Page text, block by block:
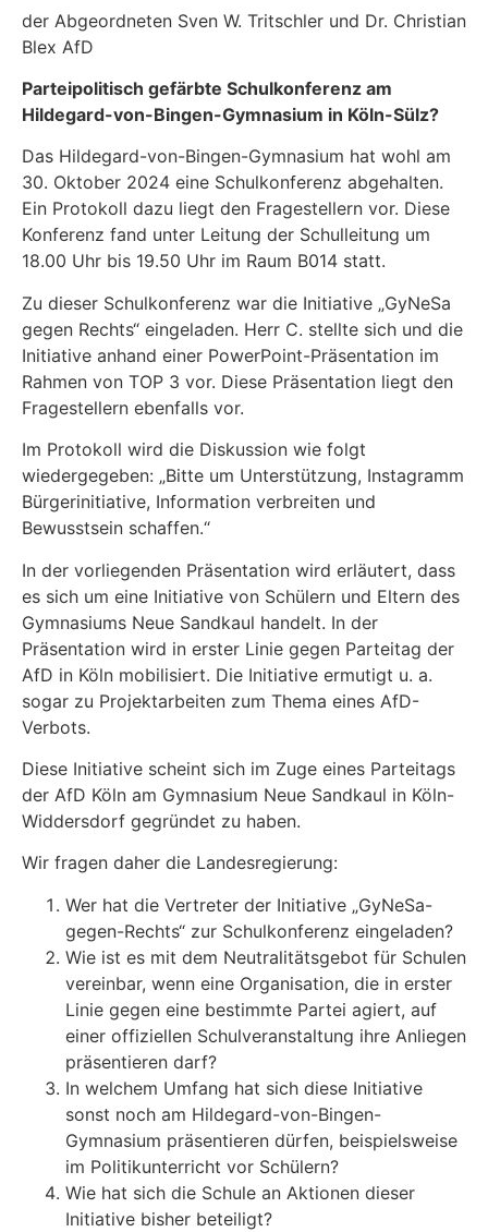
der Abgeordneten Sven W. Tritschler und Dr. Christian
Blex AfD
Parteipolitisch gefärbte Schulkonferenz am
Hildegard-von-Bingen-Gymnasium in Köln-Sülz?
Das Hildegard-von-Bingen-Gymnasium hat wohl am
30. Oktober 2024 eine Schulkonferenz abgehalten.
Ein Protokoll dazu liegt den Fragestellern vor. Diese
Konferenz fand unter Leitung der Schulleitung um
18.00 Uhr bis 19.50 Uhr im Raum B014 statt.
Zu dieser Schulkonferenz war die Initiative „GyNeSa
gegen Rechts“ eingeladen. Herr C. stellte sich und die
Initiative anhand einer PowerPoint-Präsentation im
Rahmen von TOP 3 vor. Diese Präsentation liegt den
Fragestellern ebenfalls vor.
Im Protokoll wird die Diskussion wie folgt
wiedergegeben: „Bitte um Unterstützung, Instagramm
Bürgerinitiative, Information verbreiten und
Bewusstsein schaffen.“
In der vorliegenden Präsentation wird erläutert, dass
es sich um eine Initiative von Schülern und Eltern des
Gymnasiums Neue Sandkaul handelt. In der
Präsentation wird in erster Linie gegen Parteitag der
AfD in Köln mobilisiert. Die Initiative ermutigt u. a.
sogar zu Projektarbeiten zum Thema eines AfD-
Verbots.
Diese Initiative scheint sich im Zuge eines Parteitags
der AfD Köln am Gymnasium Neue Sandkaul in Köln-
Widdersdorf gegründet zu haben.
Wir fragen daher die Landesregierung:
Wer hat die Vertreter der Initiative „GyNeSa-
gegen-Rechts“ zur Schulkonferenz eingeladen?
Wie ist es mit dem Neutralitätsgebot für Schulen
vereinbar, wenn eine Organisation, die in erster
Linie gegen eine bestimmte Partei agiert, auf
einer offiziellen Schulveranstaltung ihre Anliegen
präsentieren darf?
In welchem Umfang hat sich diese Initiative
sonst noch am Hildegard-von-Bingen-
Gymnasium präsentieren dürfen, beispielsweise
im Politikunterricht vor Schülern?
Wie hat sich die Schule an Aktionen dieser
Initiative bisher beteiligt?